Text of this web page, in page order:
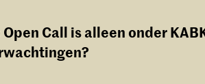
Open Call is alleen onder